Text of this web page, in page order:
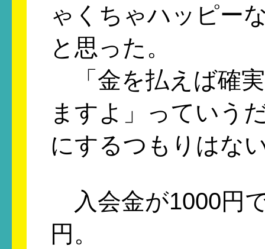
ゃくちゃハッピー
と思った。
「金を払えば確
ますよ」っていう
にするつもりはな
入会金が1000円
円。